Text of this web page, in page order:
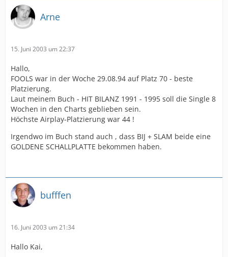
Arne
15. Juni 2003 um 22:37
Hallo,
FOOLS war in der Woche 29.08.94 auf Platz 70 - beste
Platzierung.
Laut meinem Buch - HIT BILANZ 1991 - 1995 soll die Single 8
Wochen in den Charts geblieben sein.
Höchste Airplay-Platzierung war 44 !
Irgendwo im Buch stand auch , dass BIJ + SLAM beide eine
GOLDENE SCHALLPLATTE bekommen haben.
bufffen
16. Juni 2003 um 21:34
Hallo Kai,